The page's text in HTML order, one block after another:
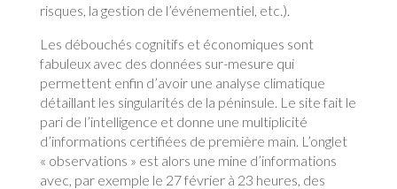
risques, la gestion de l’événementiel, etc.).
Les débouchés cognitifs et économiques sont
fabuleux avec des données sur-mesure qui
permettent enfin d’avoir une analyse climatique
détaillant les singularités de la péninsule. Le site fait le
pari de l’intelligence et donne une multiplicité
d’informations certifiées de première main. L’onglet
« observations » est alors une mine d’informations
avec, par exemple le 27 février à 23 heures, des